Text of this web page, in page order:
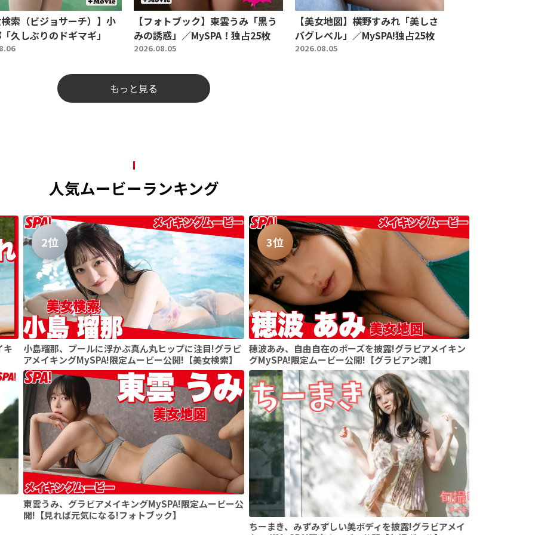
索（ビジョサーチ）】小
久しぶりのドギマギ」
【フォトブック】東雲うみ「黒う
みの誘惑」／MySPA！独占25枚
2026.08.05
【美女地図】横野すみれ「美しさ
バグレベル」／MySPA!独占25枚
2026.08.05
もっと見る
人気ムービーランキング
キ
2位
小島瑠那、プールに浮かぶ真ん丸ヒップに注目!グラビ
アメイキングMySPA!限定ムービー公開!【美女検索】
3位
穂波あみ、自由自在のポーズを披露!グラビアメイキン
グMySPA!限定ムービー公開!【グラビアン魂】
東雲うみ、グラビアメイキングMySPA!限定ムービー公
開!【見れば元気になる!フォトブック】
ちーまき、みずみずしい美ボディを披露!グラビアメイ